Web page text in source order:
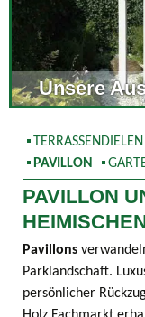
Unsere
TERRASSENDIELEN
PAVILLON
PAVILLON
Pavillons
Parklandschaft.
persönlicher